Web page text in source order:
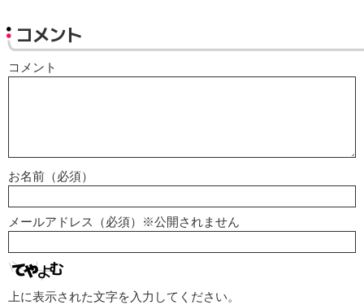
コメント
コメント
お名前（必須）
メールアドレス（必須）※公開されません
上に表示された文字を入力してください。